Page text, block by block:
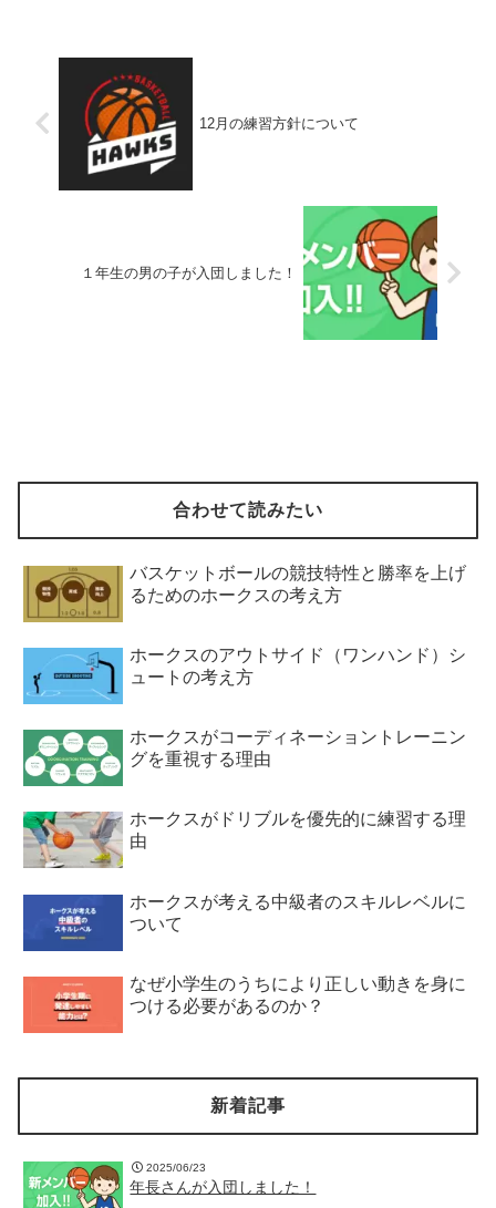
12月の練習方針について
１年生の男の子が入団しました！
合わせて読みたい
バスケットボールの競技特性と勝率を上げ
るためのホークスの考え方
ホークスのアウトサイド（ワンハンド）シ
ュートの考え方
ホークスがコーディネーショントレーニン
グを重視する理由
ホークスがドリブルを優先的に練習する理
由
ホークスが考える中級者のスキルレベルに
ついて
なぜ小学生のうちにより正しい動きを身に
つける必要があるのか？
新着記事
年長さんが入団しました！
2025/06/23